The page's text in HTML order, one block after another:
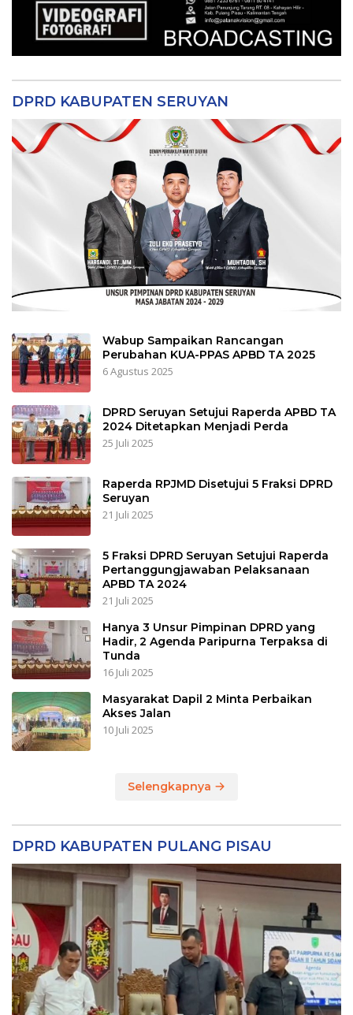
DPRD KABUPATEN SERUYAN
Wabup Sampaikan Rancangan
Perubahan KUA-PPAS APBD TA 2025
6 Agustus 2025
DPRD Seruyan Setujui Raperda APBD TA
2024 Ditetapkan Menjadi Perda
25 Juli 2025
Raperda RPJMD Disetujui 5 Fraksi DPRD
Seruyan
21 Juli 2025
5 Fraksi DPRD Seruyan Setujui Raperda
Pertanggungjawaban Pelaksanaan
APBD TA 2024
21 Juli 2025
Hanya 3 Unsur Pimpinan DPRD yang
Hadir, 2 Agenda Paripurna Terpaksa di
Tunda
16 Juli 2025
Masyarakat Dapil 2 Minta Perbaikan
Akses Jalan
10 Juli 2025
Selengkapnya
DPRD KABUPATEN PULANG PISAU